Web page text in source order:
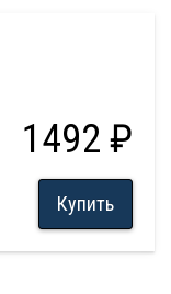
1492 ₽
Купить